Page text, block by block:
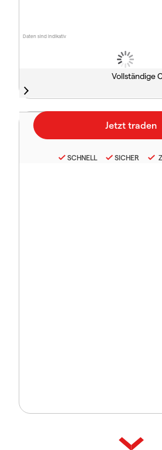
Daten sind indikativ
Vollständige
SCHNELL SICHER